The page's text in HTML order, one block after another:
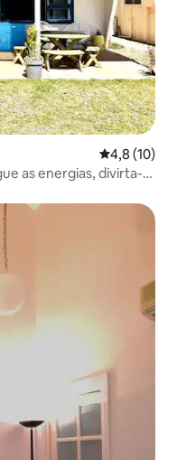
4,8 de uma
4,8 (10)
as energias, divirta-